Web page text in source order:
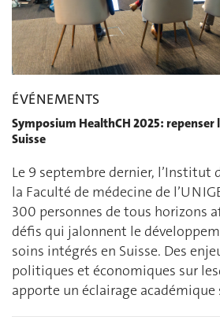
ÉVÉNEMENTS
Symposium HealthCH 2025: repenser
Suisse
Le 9 septembre dernier, l’Institut
la Faculté de médecine de
300 personnes de tous horizons
défis qui jalonnent le
soins intégrés en Suisse. Des
politiques et économiques sur
apporte un éclairage académique